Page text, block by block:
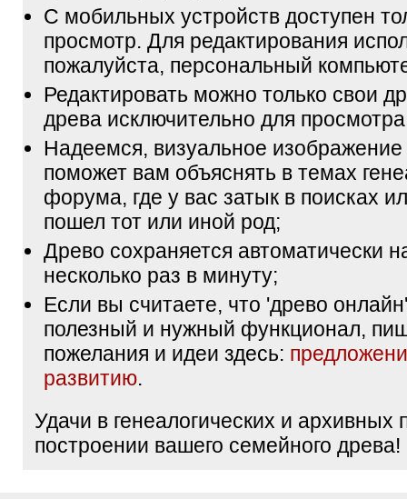
С мобильных устройств доступен
просмотр. Для редактирования
пожалуйста, персональный
Редактировать можно только свои
древа исключительно для
Надеемся, визуальное
поможет вам объяснять в темах
форума, где у вас затык в поисках
пошел тот или иной род;
Древо сохраняется автоматически
несколько раз в минуту;
Если вы считаете, что 'древо
полезный и нужный функционал,
пожелания и идеи здесь:
развитию.
Удачи в генеалогических и архивных
построении вашего семейного древа!